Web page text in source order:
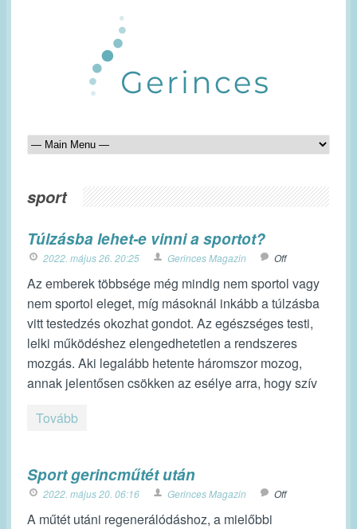
sport
Túlzásba lehet-e vinni a sportot?
2022. május 26. 20:25 Gerinces Magazin Off
Az emberek többsége még mindig nem sportol vagy
nem sportol eleget, míg másoknál inkább a túlzásba
vitt testedzés okozhat gondot. Az egészséges testi,
lelki működéshez elengedhetetlen a rendszeres
mozgás. Aki legalább hetente háromszor mozog,
annak jelentősen csökken az esélye arra, hogy szív
Tovább
Sport gerincműtét után
2022. május 20. 06:16 Gerinces Magazin Off
A műtét utáni regenerálódáshoz, a mielőbbi